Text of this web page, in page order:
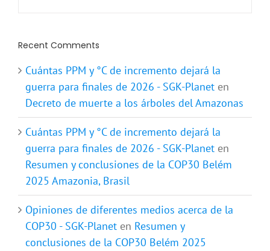
Cuántas PPM y °C de incremento dejará la
guerra para finales de 2026 - SGK-Planet en
Decreto de muerte a los árboles del Amazonas
Cuántas PPM y °C de incremento dejará la
guerra para finales de 2026 - SGK-Planet en
Resumen y conclusiones de la COP30 Belém
2025 Amazonia, Brasil
Opiniones de diferentes medios acerca de la
COP30 - SGK-Planet en Resumen y